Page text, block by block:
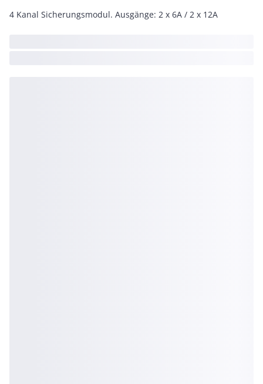
4 Kanal Sicherungsmodul. Ausgänge: 2 x 6A / 2 x 12A